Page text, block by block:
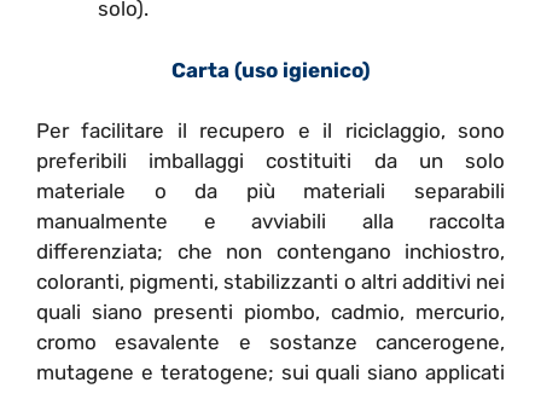
solo).
Carta (uso igienico)
Per facilitare il recupero e il riciclaggio, sono
preferibili imballaggi costituiti da un solo
materiale o da più materiali separabili
manualmente e avviabili alla raccolta
differenziata; che non contengano inchiostro,
coloranti, pigmenti, stabilizzanti o altri additivi nei
quali siano presenti piombo, cadmio, mercurio,
cromo esavalente e sostanze cancerogene,
mutagene e teratogene; sui quali siano applicati